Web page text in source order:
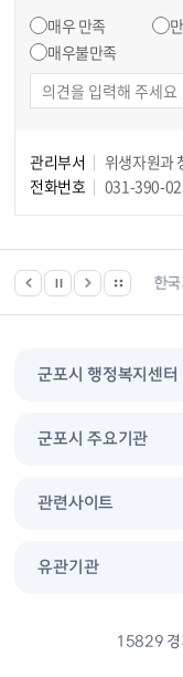
매우 만족
매우불만족
관리부서
위생자원과
전화번호
031-390-
한국건강관리협회 한
군포시 행정복지센터
군포시 주요기관
관련사이트
유관기관
15829 경